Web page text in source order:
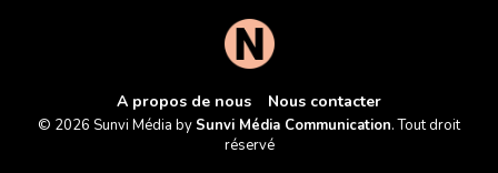
A propos de nous Nous contacter
© 2026 Sunvi Média by Sunvi Média Communication. Tout droit
réservé